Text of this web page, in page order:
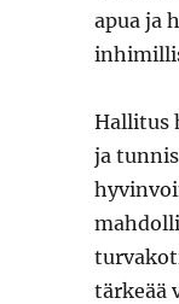
apua ja
Hallitus
ja
tärkeää